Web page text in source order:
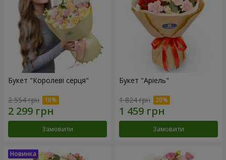
Букет "Королеві серця"
2 554 грн
Замовити
Букет "Аріель"
1 824 грн
Замовити